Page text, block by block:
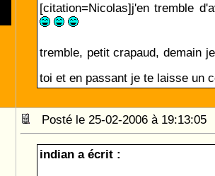
[citation=Nicolas]j'en tremble
tremble, petit crapaud, demain
toi et en passant je te laisse un
Posté le 25-02-2006 à
indian a écrit :